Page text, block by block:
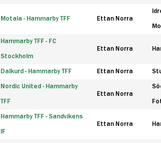
Motala - Hammarby TFF Ettan Norra
Hammarby TFF - FC
Stockholm
Ettan Norra
Dalkurd - Hammarby TFF Ettan Norra
Nordic United - Hammarby
TFF
Ettan Norra
Hammarby TFF - Sandvikens
IF
Ettan Norra